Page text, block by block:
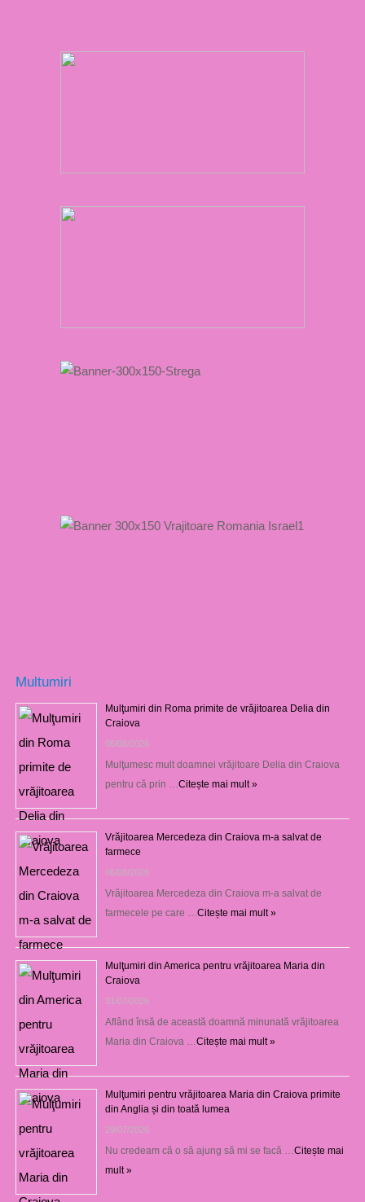
Multumiri
Mulţumiri din Roma primite de vrăjitoarea Delia din
Craiova
06/08/2026
Mulţumesc mult doamnei vrăjitoare Delia din Craiova
pentru că prin … Citește mai mult »
Vrăjitoarea Mercedeza din Craiova m-a salvat de
farmece
06/08/2026
Vrăjitoarea Mercedeza din Craiova m-a salvat de
farmecele pe care … Citește mai mult »
Mulţumiri din America pentru vrăjitoarea Maria din
Craiova
31/07/2026
Aflând însă de această doamnă minunată vrăjitoarea
Maria din Craiova … Citește mai mult »
Mulţumiri pentru vrăjitoarea Maria din Craiova primite
din Anglia și din toată lumea
29/07/2026
Nu credeam că o să ajung să mi se facă … Citește mai
mult »